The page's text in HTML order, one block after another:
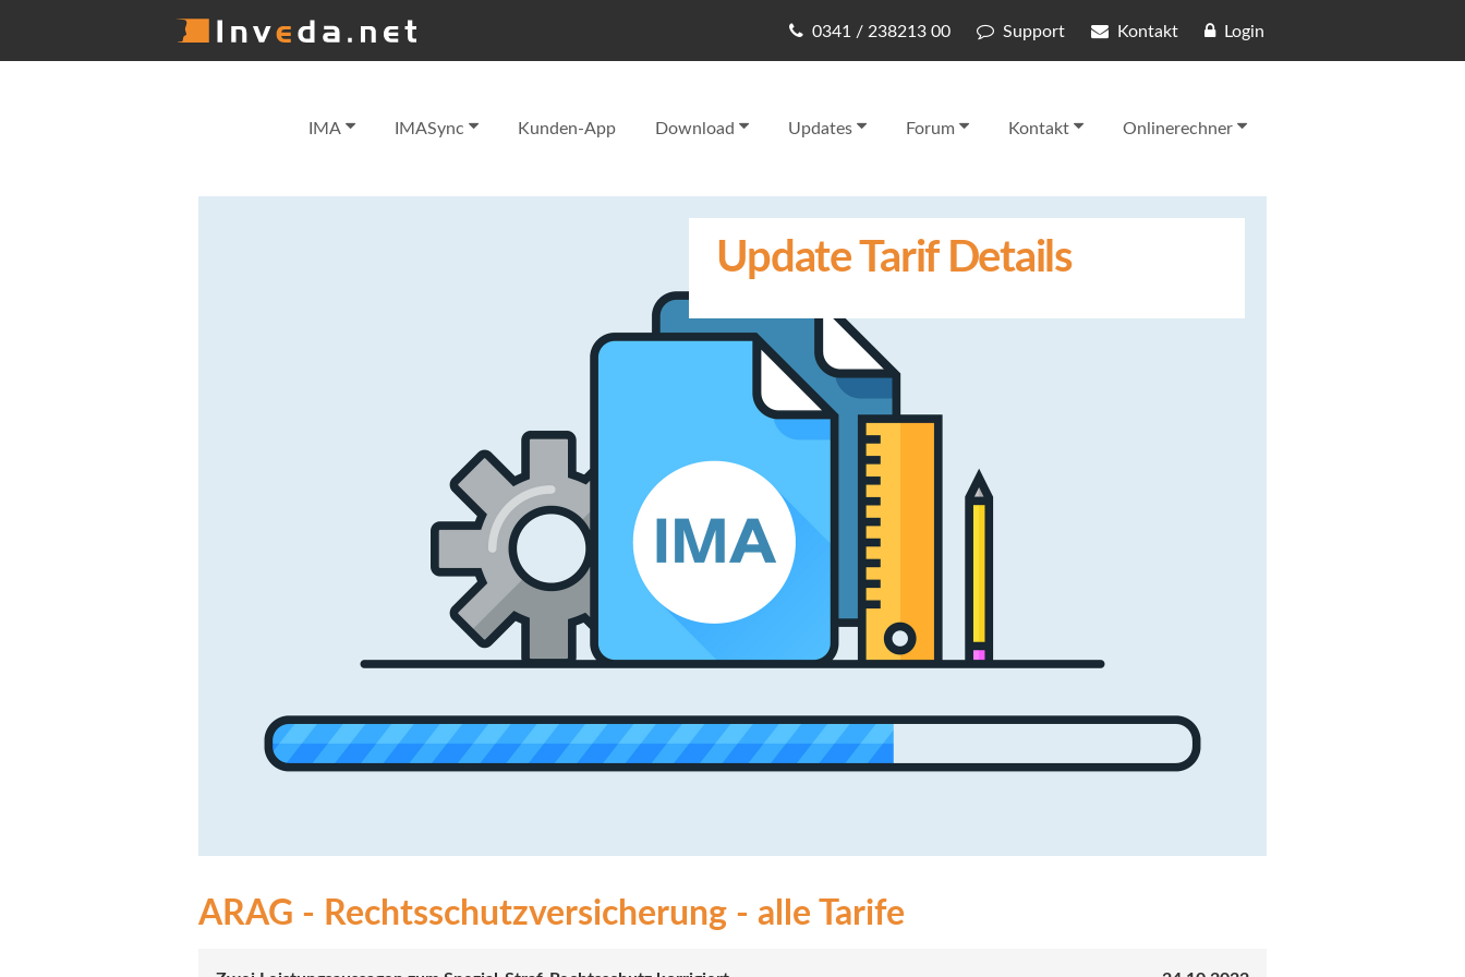
0341 / 238213 00 Support Kontakt Login
IMA IMASync Kunden-App Download Updates Forum Kontakt Onlinerechner
Update Tarif Details
ARAG - Rechtsschutzversicherung - alle Tarife